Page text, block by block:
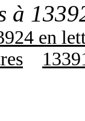
à
en